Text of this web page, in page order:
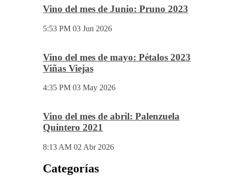
Vino del mes de Junio: Pruno 2023
5:53 PM 03 Jun 2026
Vino del mes de mayo: Pétalos 2023
Viñas Viejas
4:35 PM 03 May 2026
Vino del mes de abril: Palenzuela
Quintero 2021
8:13 AM 02 Abr 2026
Categorías